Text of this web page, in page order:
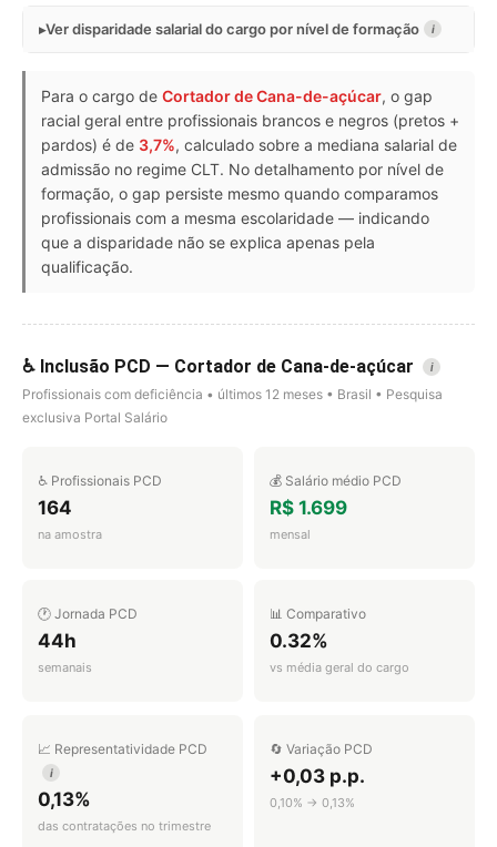
Ver disparidade salarial do cargo por nível de formação i
Para o cargo de Cortador de Cana-de-açúcar, o gap
racial geral entre profissionais brancos e negros (pretos +
pardos) é de 3,7%, calculado sobre a mediana salarial de
admissão no regime CLT. No detalhamento por nível de
formação, o gap persiste mesmo quando comparamos
profissionais com a mesma escolaridade — indicando
que a disparidade não se explica apenas pela
qualificação.
♿ Inclusão PCD — Cortador de Cana-de-açúcar i
Profissionais com deficiência • últimos 12 meses • Brasil • Pesquisa
exclusiva Portal Salário
♿ Profissionais PCD
164
na amostra
💰 Salário médio PCD
R$ 1.699
mensal
🕐 Jornada PCD
44h
semanais
📊 Comparativo
0.32%
vs média geral do cargo
📈 Representatividade PCD
i
0,13%
das contratações no trimestre
🔄 Variação PCD
+0,03 p.p.
0,10% → 0,13%